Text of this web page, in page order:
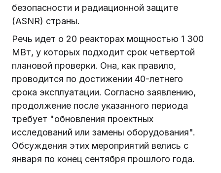
безопасности и радиационной защите
(ASNR) страны.
Речь идет о 20 реакторах мощностью 1 300
МВт, у которых подходит срок четвертой
плановой проверки. Она, как правило,
проводится по достижении 40-летнего
срока эксплуатации. Согласно заявлению,
продолжение после указанного периода
требует "обновления проектных
исследований или замены оборудования".
Обсуждения этих мероприятий велись с
января по конец сентября прошлого года.